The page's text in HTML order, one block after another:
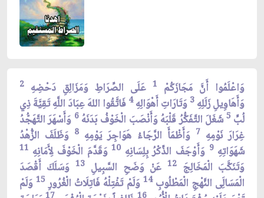
وَاعْلَمُوا أَنَّ مَجَازَكُمْ 1 عَلَى الصِّرَاطِ وَمَزَالِقِ دَحْضِهِ2
وَأَهَاوِيلِ زَلَلِهِ 3 وَتَارَاتِ أَهْوَالِهِ4 فَاتَّقُوا اللهَ عِبَادَ اللَّهِ تَقِيَّةَ ذِي
لُبٍّ 5شَغَلَ التَّفَكُّرُ قَلْبَهُ وَأَنْصَبَ الْخَوْفُ بَدَنَهُ6 وَأَسْهَرَ التَّهَجُّدُ
غِرَارَ نَوْمِهِ 7 وَأَظْمَأَ الرَّجَاءُ هَوَاجِرَ يَوْمِهِ 8 وَظَلَفَ الزُّهْدُ
شَهَوَاتِهِ9 وَأَوْجَفَ الذِّكْرُ بِلِسَانِهِ 10 وَقَدَّمَ الْخَوْفَ لِأَمَانِهِ 11
وَتَنَكَّبَ الْمَخَالِجَ12 عَنْ وَضَحِ السَّبِيلِ 13 وَسَلَكَ أَقْصَدَ
الْمَسَالَِى النَّهْجِ الْمَطْلُوبِ14 وَلَمْ تَفْتِلْهُ فَاتِلَاتُ الْغُرُورِ 15 وَلَمْ